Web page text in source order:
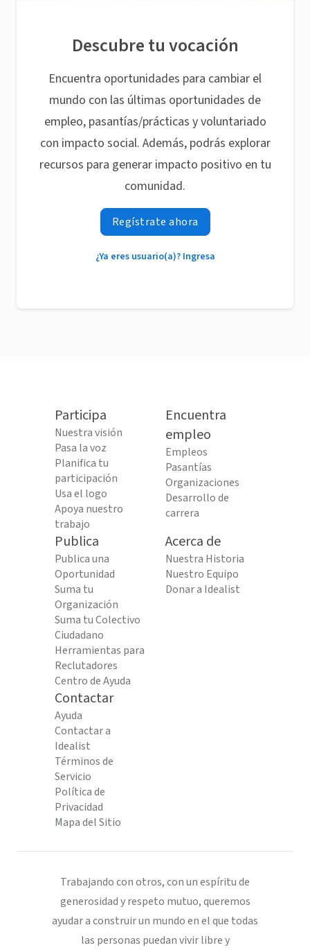
Descubre tu vocación
Encuentra oportunidades para cambiar el
mundo con las últimas oportunidades de
empleo, pasantías/prácticas y voluntariado
con impacto social. Además, podrás explorar
recursos para generar impacto positivo en tu
comunidad.
Regístrate ahora
¿Ya eres usuario(a)? Ingresa
Participa
Nuestra visión
Pasa la voz
Planifica tu
participación
Usa el logo
Apoya nuestro
trabajo
Encuentra
empleo
Empleos
Pasantías
Organizaciones
Desarrollo de
carrera
Publica
Publica una
Oportunidad
Suma tu
Organización
Suma tu Colectivo
Ciudadano
Herramientas para
Reclutadores
Centro de Ayuda
Acerca de
Nuestra Historia
Nuestro Equipo
Donar a Idealist
Contactar
Ayuda
Contactar a
Idealist
Términos de
Servicio
Política de
Privacidad
Mapa del Sitio
Trabajando con otros, con un espíritu de
generosidad y respeto mutuo, queremos
ayudar a construir un mundo en el que todas
las personas puedan vivir libre y